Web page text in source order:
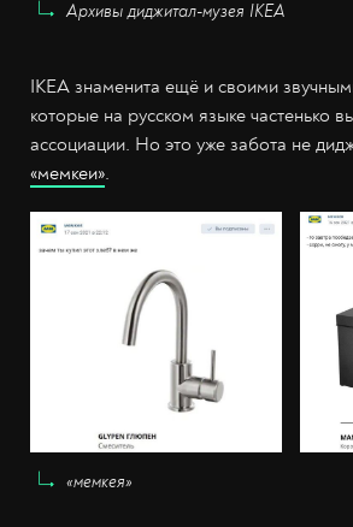
Архивы диджитал-музея IKEA
IKEA знаменита ещё и своими
которые на русском языке частенько
ассоциации. Но это уже забота не
«мемкеи».
«мемкея»